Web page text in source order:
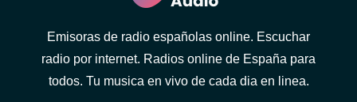
Emisoras de radio españolas online. Escuchar
radio por internet. Radios online de España para
todos. Tu musica en vivo de cada dia en linea.